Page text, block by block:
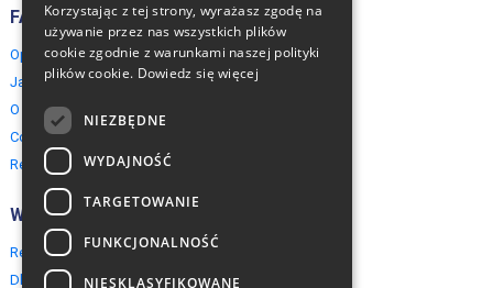
FAQ
Opinie naszych klientów
Jak rezerwować?
O EuropeMountains.com
Cookies, Prywatność, Bezpieczeństwo
Regulamin
Współpraca
Rezerwacja grupowa
Dla agentów turystycznych
Korzystając z tej strony, wyrażasz zgodę na
używanie przez nas wszystkich plików
cookie zgodnie z warunkami naszej polityki
plików cookie. Dowiedz się więcej
NIEZBĘDNE
WYDAJNOŚĆ
TARGETOWANIE
FUNKCJONALNOŚĆ
NIESKLASYFIKOWANE